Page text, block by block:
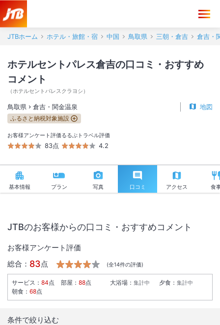
JTBホーム ホテル・旅館・宿 中国 鳥取県 三朝・倉吉 倉吉・
ホテルセントパレス倉吉の口コミ・おすすめ
コメント
（ホテルセントパレスクラヨシ ）
鳥取県 倉吉・関金温泉 地図
ふるさと納税対象施設
お客様アンケート評価
83点
るるぶトラベル評価
4.2
基本情報 プラン 写真 口コミ アクセス 食
JTBのお客様からの口コミ・おすすめコメント
お客様アンケート評価
総合： 83点 (全14件の評価)
サービス ： 84点 部屋 ： 88点 大浴場 ： 集計中 夕食 ： 集計中
朝食 ： 68点
条件で絞り込む